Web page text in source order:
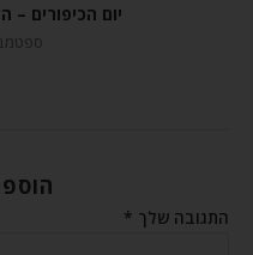
יום הכיפורים –
ספטמבר 30,
התגובה שלך *